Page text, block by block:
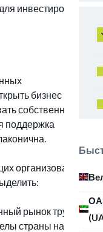
инвестирования.
бизнес в
собственную
поддержка
организовать
рынок труда,
страны на